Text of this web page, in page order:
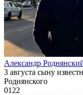
Александр
3 августа сыну
Роднянского
0122